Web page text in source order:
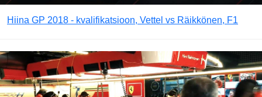
Hiina GP 2018 - kvalifikatsioon, Vettel vs Räikkönen, F1